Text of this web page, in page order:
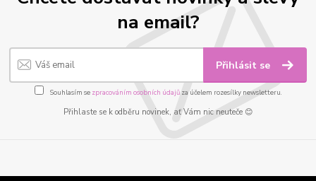
na email?
Přihlásit se
Souhlasím se zpracováním osobních údajůza účelem rozesílky newsletteru.
Přihlaste se k odběru novinek, ať Vám nic neuteče 😊